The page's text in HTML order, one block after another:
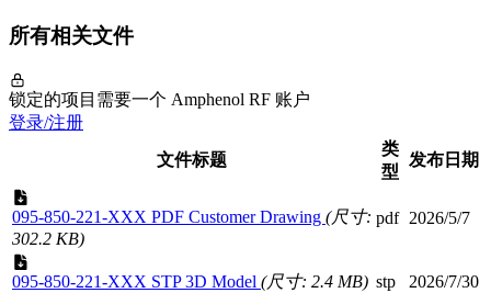
所有相关文件
锁定的项目需要一个 Amphenol RF 账户
登录/注册
文件标题
类
型
发布日期
095-850-221-XXX PDF Customer Drawing (尺寸:
302.2 KB)
pdf 2026/5/7
095-850-221-XXX STP 3D Model (尺寸: 2.4 MB) stp 2026/7/30